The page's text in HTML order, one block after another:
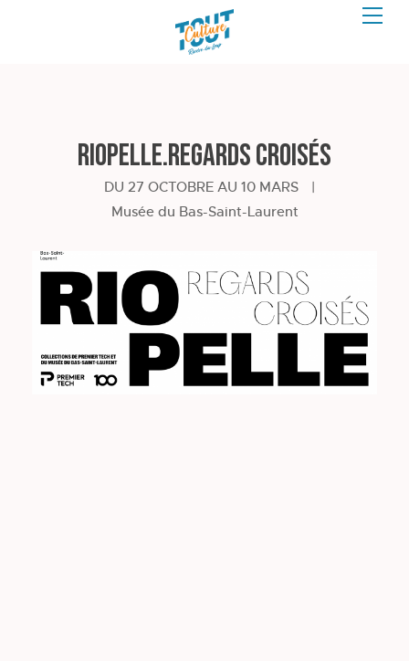
Riopelle.Regards croisés
DU 27 OCTOBRE AU 10 MARS
|
Musée du Bas-Saint-Laurent